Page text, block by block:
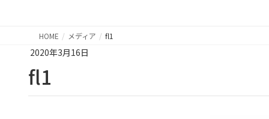
HOME メディア fl1
2020年3月16日
fl1